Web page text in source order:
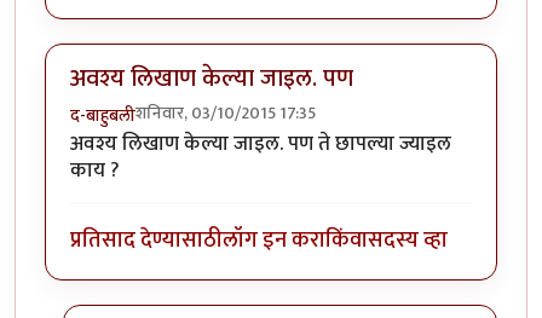
अवश्य लिखाण केल्या जाइल. पण
द-बाहुबलीशनिवार, 03/10/2015 17:35
अवश्य लिखाण केल्या जाइल. पण ते छापल्या ज्याइल
काय ?
प्रतिसाद देण्यासाठीलॉग इन कराकिंवासदस्य व्हा